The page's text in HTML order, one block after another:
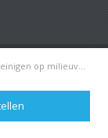
milieuvriendelijke wijze